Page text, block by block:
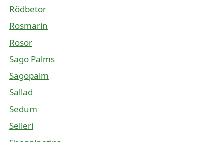
Rödbetor
Rosmarin
Rosor
Sago Palms
Sagopalm
Sallad
Sedum
Selleri